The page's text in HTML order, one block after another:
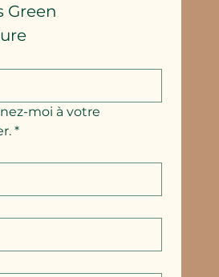
Green
moi à votre
*